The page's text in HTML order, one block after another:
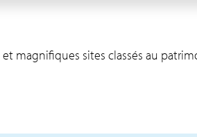
magnifiques sites classés au